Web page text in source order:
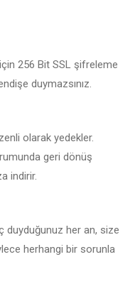
256 Bit SSL şifreleme
duymazsınız.
olarak yedekler.
geri dönüş
indirir.
duyduğunuz her an, size
herhangi bir sorunla